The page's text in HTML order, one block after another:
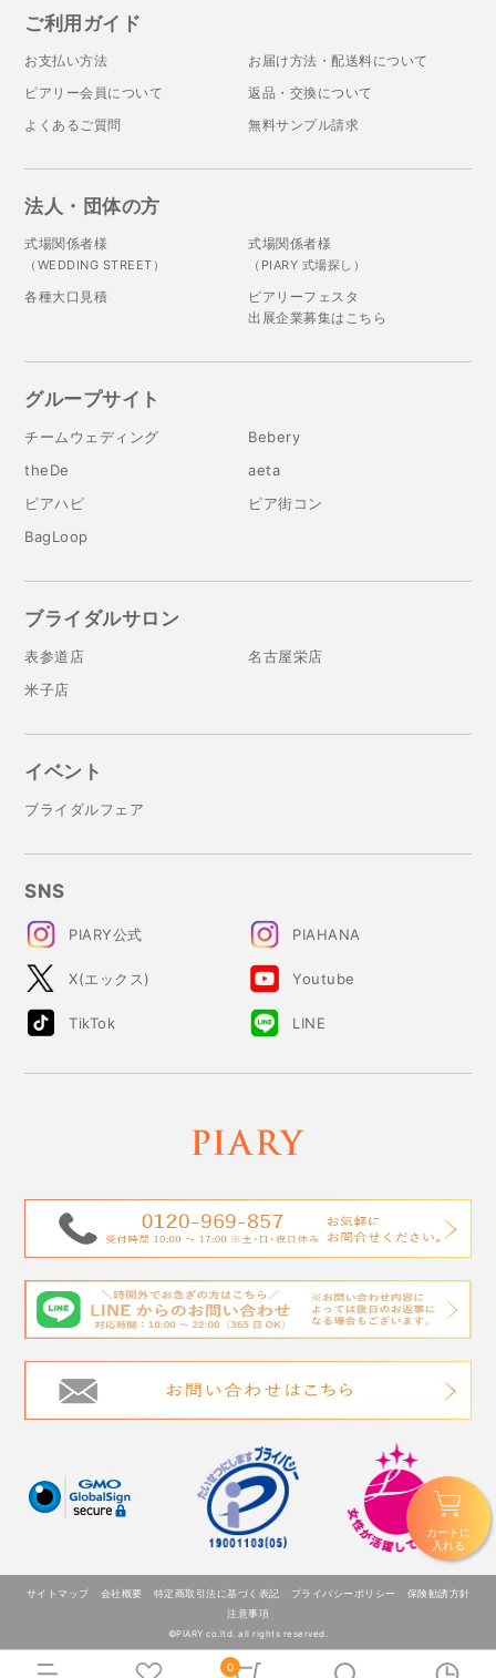
0
カートに
入れる
ご利用ガイド
お支払い方法
お届け方法・配送料について
ピアリー会員について
返品・交換について
よくあるご質問
無料サンプル請求
法人・団体の方
式場関係者様
（WEDDING STREET）
式場関係者様
（PIARY 式場探し）
各種大口見積
ピアリーフェスタ
出展企業募集はこちら
グループサイト
チームウェディング
Bebery
theDe
aeta
ピアハピ
ピア街コン
BagLoop
ブライダルサロン
表参道店
名古屋栄店
米子店
イベント
ブライダルフェア
SNS
PIARY公式 PIAHANA
X(エックス) Youtube
TikTok LINE
サイトマップ 会社概要 特定商取引法に基づく表記 プライバシーポリシー
保険勧誘方針
注意事項
©PIARY co.ltd. all rights reserved.